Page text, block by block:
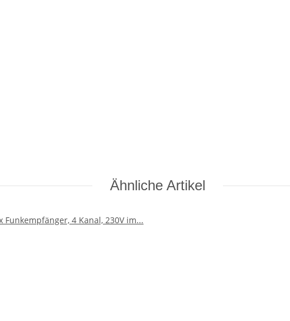
Ähnliche Artikel